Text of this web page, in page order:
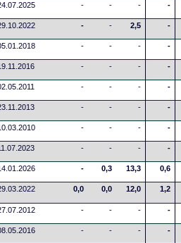
- - - -
- - 2,5 -
- - - -
- - - -
- - - -
- - - -
- - - -
- - - -
- 0,3 13,3 0,6
0,0 0,0 12,0 1,2
- - - -
- - - -